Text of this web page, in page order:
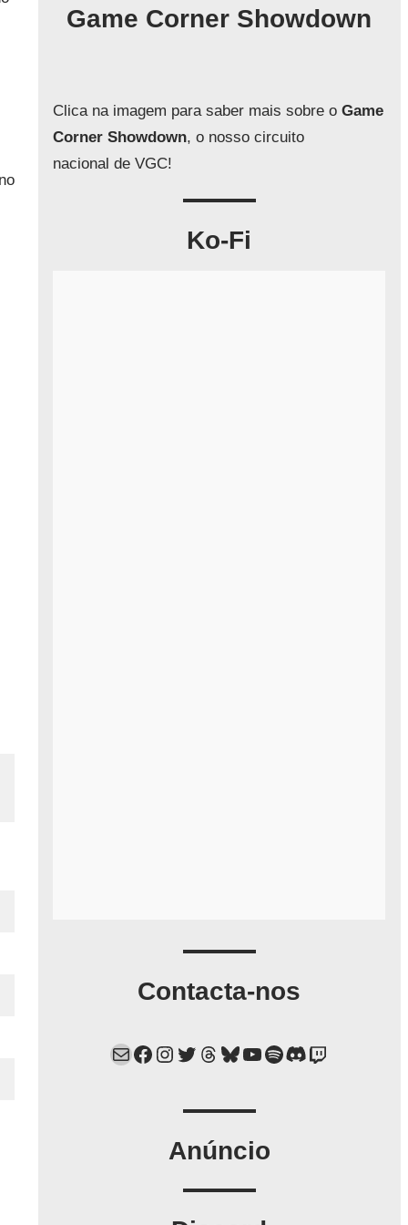
Game Corner Showdown
Clica na imagem para saber mais sobre oGame
Corner Showdown, o nosso circuito
nacional de VGC!
Ko-Fi
Contacta-nos
Mail Facebook Instagram Twitter Threads Bluesky YouTube Spotify Discord Twitch
Anúncio